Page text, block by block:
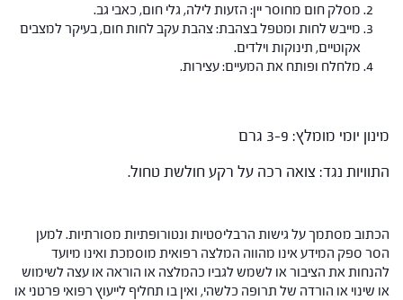
מסלק חום מחוסר יין: הזעות לילה, גלי חום, כאבי גב.
מייבש לחות ומטפל בצהבת: צהבת עקב לחות חום, בעיקר למצבים
אקוטיים, תינוקות וילדים.
מלחלח ופותח את המעיים: עצירות.
מינון יומי מומלץ: 3-9 גרם
התוויות נגד: צואה רכה על רקע חולשת טחול.
הכתוב מסתמך על גישות הרבליסטיות ונטורופתיות מסורתיות. למען
הסר ספק המידע אינו מהווה המלצה רפואית מוסמכת ואינו מיועד
להנחות את הציבור או לשמש לגביו כהמלצה או הוראה או עצה לשימוש
או שינוי או הורדה של תרופה כלשהי, ואין בו תחליף לייעוץ רפואי פרטני או